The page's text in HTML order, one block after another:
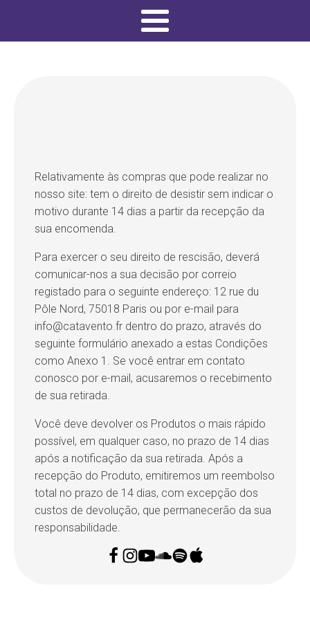
Relativamente às compras que pode realizar no
nosso site: tem o direito de desistir sem indicar o
motivo durante 14 dias a partir da recepção da
sua encomenda.
Para exercer o seu direito de rescisão, deverá
comunicar-nos a sua decisão por correio
registado para o seguinte endereço: 12 rue du
Pôle Nord, 75018 Paris ou por e-mail para
info@catavento.fr dentro do prazo, através do
seguinte formulário anexado a estas Condições
como Anexo 1. Se você entrar em contato
conosco por e-mail, acusaremos o recebimento
de sua retirada.
Você deve devolver os Produtos o mais rápido
possível, em qualquer caso, no prazo de 14 dias
após a notificação da sua retirada. Após a
recepção do Produto, emitiremos um reembolso
total no prazo de 14 dias, com excepção dos
custos de devolução, que permanecerão da sua
responsabilidade.